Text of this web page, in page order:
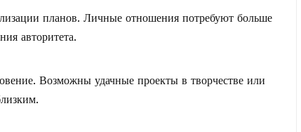
планов. Личные отношения потребуют больше
авторитета.
Возможны удачные проекты в творчестве или